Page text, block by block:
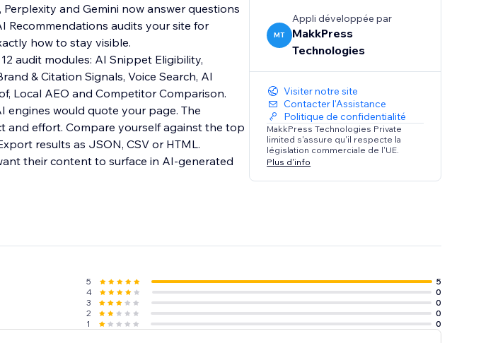
and Gemini now answer questions
Recommendations audits your site for
how to stay visible.
audit modules: AI Snippet Eligibility,
& Citation Signals, Voice Search, AI
Local AEO and Competitor Comparison.
engines would quote your page. The
and effort. Compare yourself against the top
results as JSON, CSV or HTML.
their content to surface in AI-generated
MT
Appli développée par
MakkPress
Technologies
Visiter notre site
Contacter l'Assistance
Politique de confidentialité
MakkPress Technologies Private
limited s'assure qu'il respecte la
législation commerciale de l'UE.
Plus d'info
5
5
4
0
3
0
2
0
1
0